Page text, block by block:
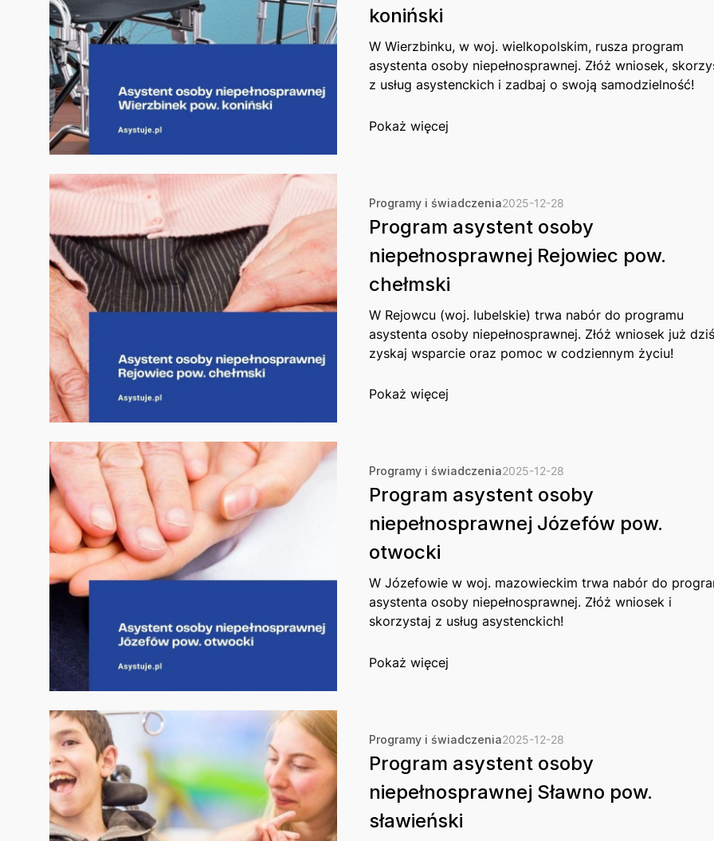
koniński
W Wierzbinku, w woj. wielkopolskim, rusza program
asystenta osoby niepełnosprawnej. Złóż wniosek,
z usług asystenckich i zadbaj o swoją samodzielność!
Pokaż więcej
Programy i świadczenia2025-12-28
Program asystent osoby
niepełnosprawnej Rejowiec pow.
chełmski
W Rejowcu (woj. lubelskie) trwa nabór do programu
asystenta osoby niepełnosprawnej. Złóż wniosek już
zyskaj wsparcie oraz pomoc w codziennym życiu!
Pokaż więcej
Programy i świadczenia2025-12-28
Program asystent osoby
niepełnosprawnej Józefów pow.
otwocki
W Józefowie w woj. mazowieckim trwa nabór do
asystenta osoby niepełnosprawnej. Złóż wniosek i
skorzystaj z usług asystenckich!
Pokaż więcej
Programy i świadczenia2025-12-28
Program asystent osoby
niepełnosprawnej Sławno pow.
sławieński